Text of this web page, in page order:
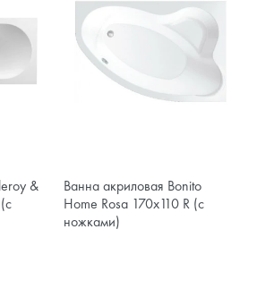
&
Ванна акриловая Bonito
Home Rosa 170x110 R (с
ножками)